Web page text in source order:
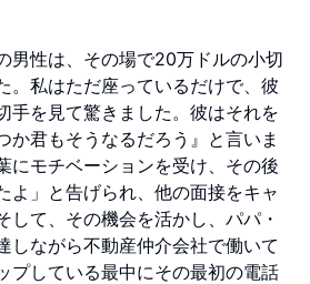
男性は、その場で20万ドルの小切
。私はただ座っているだけで、彼
手を見て驚きました。彼はそれを
か君もそうなるだろう』と言いま
にモチベーションを受け、その後
よ」と告げられ、他の面接をキャ
して、その機会を活かし、パパ・
しながら不動産仲介会社で働いて
プしている最中にその最初の電話